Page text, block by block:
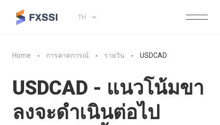
TH
Home การคาดการณ์ รายวัน USDCAD
USDCAD - แนวโน้มขา
ลงจะดำเนินต่อไป